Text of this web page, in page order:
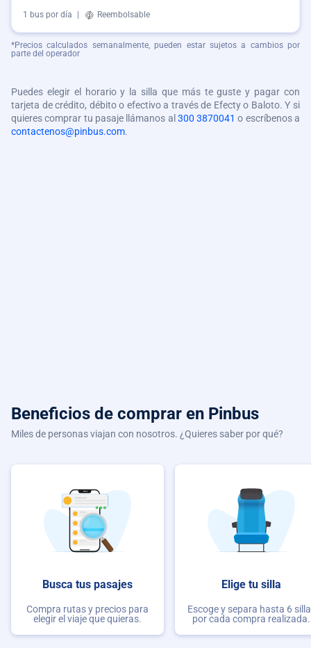
1 bus por día Reembolsable
*Precios calculados semanalmente, pueden estar sujetos a cambios por
parte del operador
Puedes elegir el horario y la silla que más te guste y pagar con
tarjeta de crédito, débito o efectivo a través de Efecty o Baloto. Y si
quieres comprar tu pasaje llámanos al 300 3870041 o escríbenos a
contactenos@pinbus.com.
Beneficios de comprar en Pinbus
Miles de personas viajan con nosotros. ¿Quieres saber por qué?
Busca tus pasajes
Compra rutas y precios para
elegir el viaje que quieras.
Elige tu silla
Escoge y separa hasta 6
por cada compra realizada.